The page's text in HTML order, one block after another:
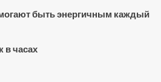
быть энергичным каждый
в часах